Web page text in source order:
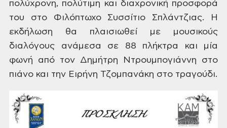
πολύχρονη, πολύτιμη και διαχρονική προσφορά
του στο Φιλόπτωχο Συσσίτιο Σπλάντζιας. Η
εκδήλωση θα πλαισιωθεί με μουσικούς
διαλόγους ανάμεσα σε 88 πλήκτρα και μία
φωνή από τον Δημήτρη Ντρουμπογιάννη στο
πιάνο και την Ειρήνη Τζομπανάκη στο τραγούδι.